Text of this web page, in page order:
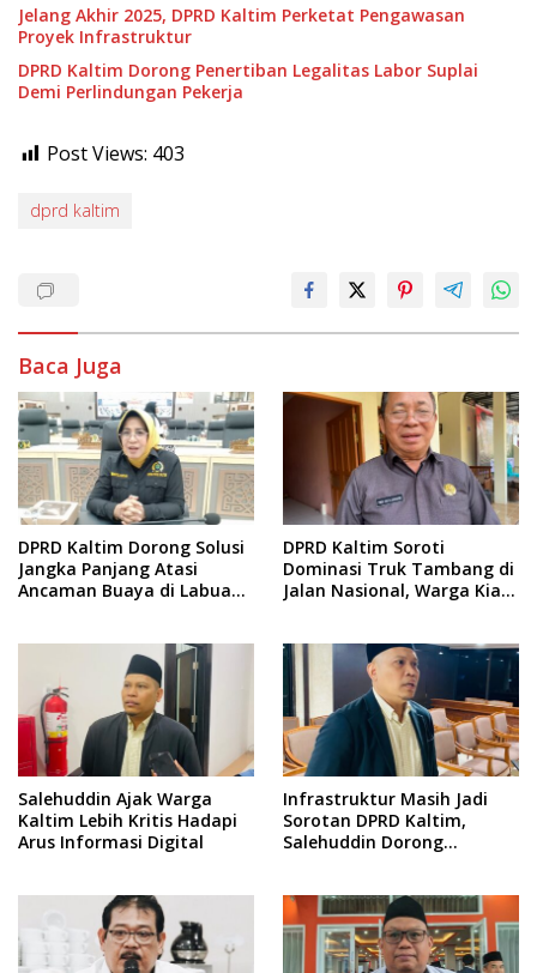
Jelang Akhir 2025, DPRD Kaltim Perketat Pengawasan
Proyek Infrastruktur
DPRD Kaltim Dorong Penertiban Legalitas Labor Suplai
Demi Perlindungan Pekerja
Post Views: 403
dprd kaltim
Baca Juga
DPRD Kaltim Dorong Solusi
Jangka Panjang Atasi
Ancaman Buaya di Labuan
DPRD Kaltim Soroti
Dominasi Truk Tambang di
Jalan Nasional, Warga Kian
Salehuddin Ajak Warga
Kaltim Lebih Kritis Hadapi
Arus Informasi Digital
Infrastruktur Masih Jadi
Sorotan DPRD Kaltim,
Salehuddin Dorong